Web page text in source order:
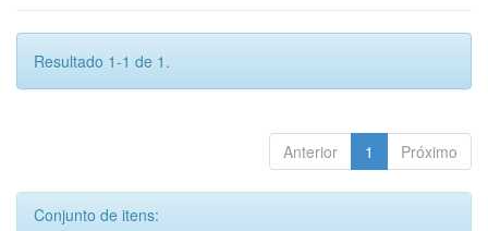
Resultado 1-1 de 1.
Anterior 1 Próximo
Conjunto de itens: